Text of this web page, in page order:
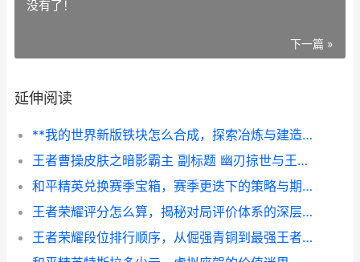
没有了！
下一篇 »
延伸阅读
**我的世界新版铁块怎么合成，探索冶炼与建造的核心艺术，铁锭熔铸终极指南，从矿镐到坚固方块的锻造之旅**
王者曹操皮肤之暗影霸主 副标题 幽刃掠世与王权征途
和平精英兑换赛季宝箱，赛季更迭下的策略与期待，副标题，一位资深玩家的心得漫谈
王者荣耀评分怎么算，揭秘对局评价体系的深层逻辑，副标题，资深玩家解析评分算法与实战提升之道
王者荣耀段位排行顺序，从倔强青铜到最强王者的征程，副标题，一段汗水与荣耀的成长之路